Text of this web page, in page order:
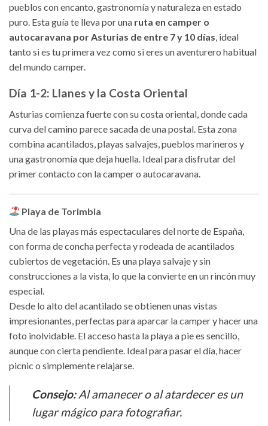
pueblos con encanto, gastronomía y naturaleza en estado
puro. Esta guía te lleva por una ruta en camper o
autocaravana por Asturias de entre 7 y 10 días , ideal
tanto si es tu primera vez como si eres un aventurero habitual
del mundo camper.
Día 1-2: Llanes y la Costa Oriental
Asturias comienza fuerte con su costa oriental, donde cada
curva del camino parece sacada de una postal. Esta zona
combina acantilados, playas salvajes, pueblos marineros y
una gastronomía que deja huella. Ideal para disfrutar del
primer contacto con la camper o autocaravana.
Playa de Torimbia
Una de las playas más espectaculares del norte de España,
con forma de concha perfecta y rodeada de acantilados
cubiertos de vegetación. Es una playa salvaje y sin
construcciones a la vista, lo que la convierte en un rincón muy
especial.
Desde lo alto del acantilado se obtienen unas vistas
impresionantes, perfectas para aparcar la camper y hacer una
foto inolvidable. El acceso hasta la playa a pie es sencillo,
aunque con cierta pendiente. Ideal para pasar el día, hacer
picnic o simplemente relajarse.
Consejo:Al amanecer o al atardecer es un
lugar mágico para fotografiar.